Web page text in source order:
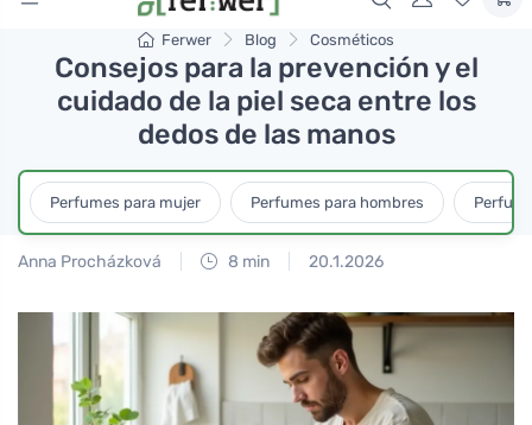
Ferwer Blog Cosméticos
Consejos para la prevención y el
cuidado de la piel seca entre los
dedos de las manos
Perfumes para mujer Perfumes para hombres
Anna Procházková 8 min 20.1.2026